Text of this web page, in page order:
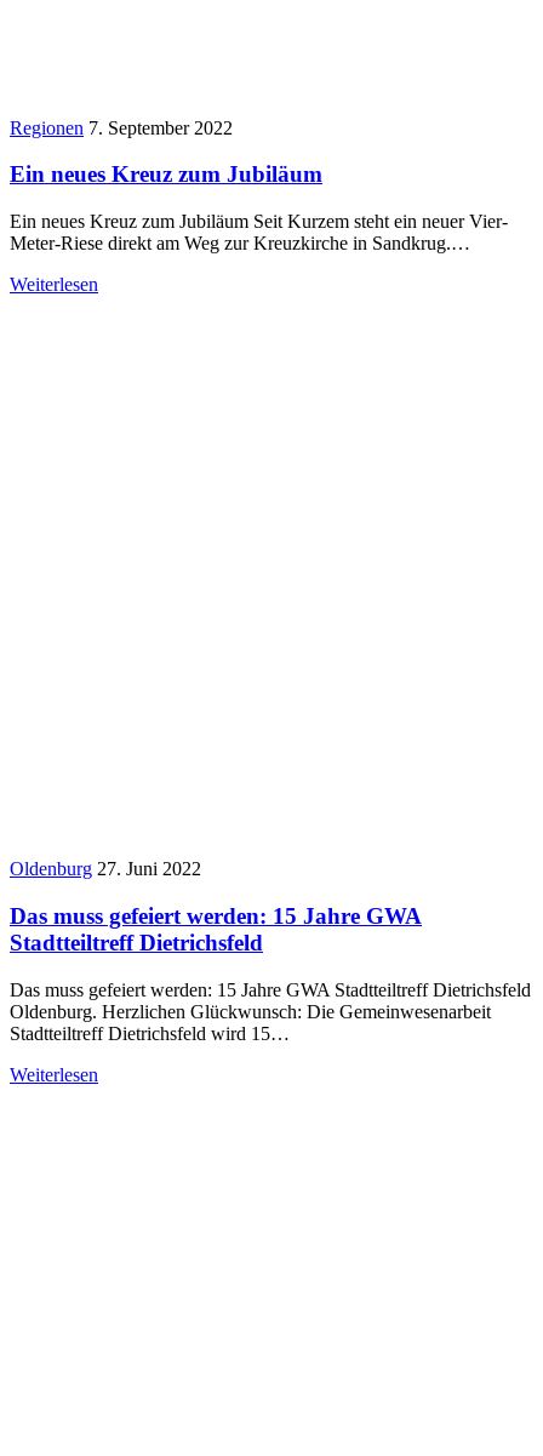
Regionen 7. September 2022
Ein neues Kreuz zum Jubiläum
Ein neues Kreuz zum Jubiläum Seit Kurzem steht ein neuer Vier-
Meter-Riese direkt am Weg zur Kreuzkirche in Sandkrug.…
Weiterlesen
Oldenburg 27. Juni 2022
Das muss gefeiert werden: 15 Jahre GWA
Stadtteiltreff Dietrichsfeld
Das muss gefeiert werden: 15 Jahre GWA Stadtteiltreff Dietrichsfeld
Oldenburg. Herzlichen Glückwunsch: Die Gemeinwesenarbeit
Stadtteiltreff Dietrichsfeld wird 15…
Weiterlesen